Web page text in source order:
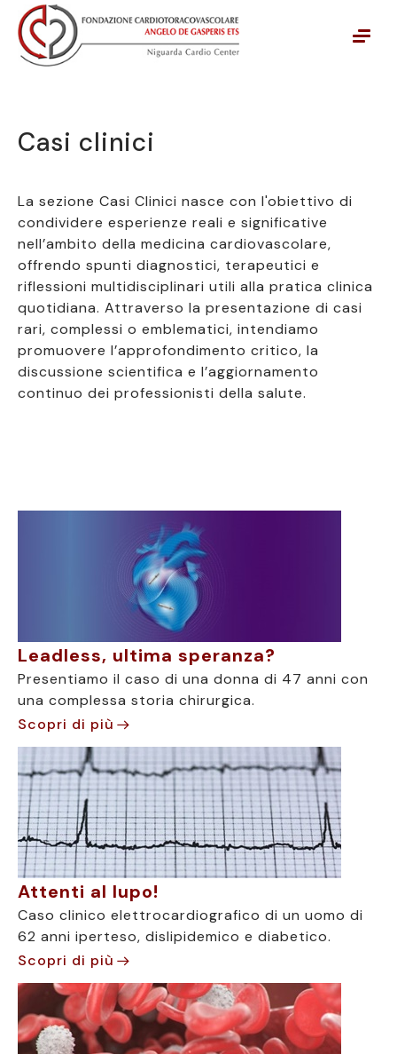
Vai alla navigazione principale
Vai al contenuto principale
Casi clinici
La sezione Casi Clinici nasce con l'obiettivo di
condividere esperienze reali e significative
nell’ambito della medicina cardiovascolare,
offrendo spunti diagnostici, terapeutici e
riflessioni multidisciplinari utili alla pratica clinica
quotidiana. Attraverso la presentazione di casi
rari, complessi o emblematici, intendiamo
promuovere l’approfondimento critico, la
discussione scientifica e l’aggiornamento
continuo dei professionisti della salute.
Leadless, ultima speranza?
Presentiamo il caso di una donna di 47 anni con
una complessa storia chirurgica.
Scopri di più
Attenti al lupo!
Caso clinico elettrocardiografico di un uomo di
62 anni iperteso, dislipidemico e diabetico.
Scopri di più